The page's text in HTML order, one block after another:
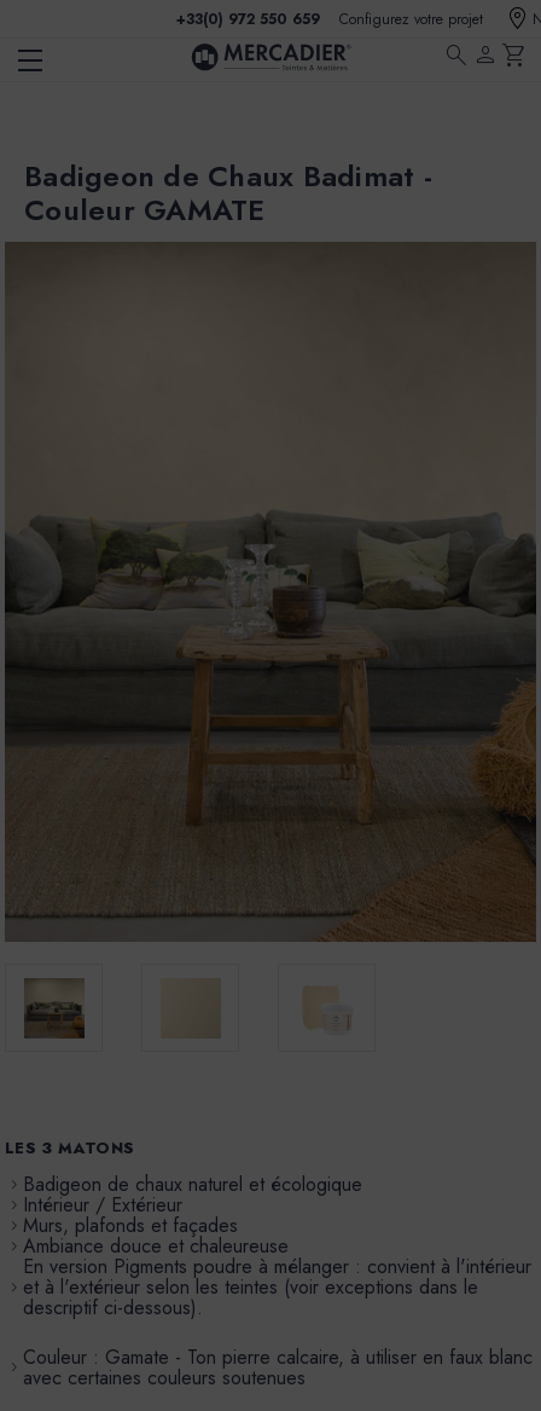
+33(0) 972 550 659 Configurez votre projet
search person shopping_cart
Badigeon de Chaux Badimat -
Couleur GAMATE
LES 3 MATONS
Badigeon de chaux naturel et écologique
Intérieur / Extérieur
Murs, plafonds et façades
Ambiance douce et chaleureuse
En version Pigments poudre à mélanger : convient à l'intérieur
et à l'extérieur selon les teintes (voir exceptions dans le
descriptif ci-dessous).
Couleur : Gamate - Ton pierre calcaire, à utiliser en faux blanc
avec certaines couleurs soutenues